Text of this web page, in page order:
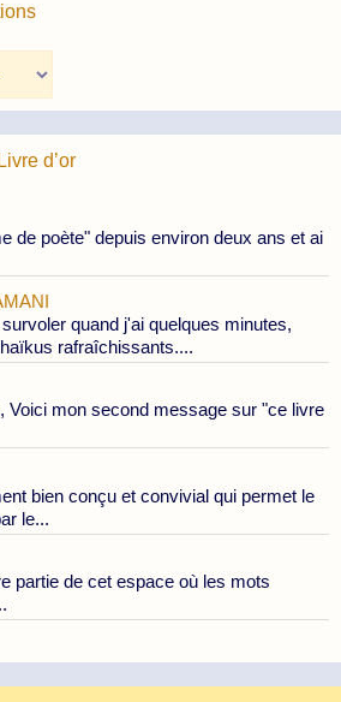
d’or
de poète" depuis environ deux ans et ai
quand j'ai quelques minutes,
rafraîchissants....
Voici mon second message sur "ce livre
bien conçu et convivial qui permet le
le...
partie de cet espace où les mots